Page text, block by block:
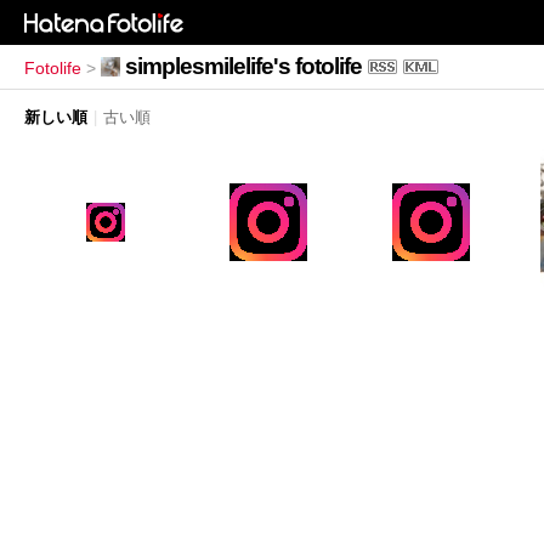
Fotolife > simplesmilelife's fotolife
新しい順 古い順